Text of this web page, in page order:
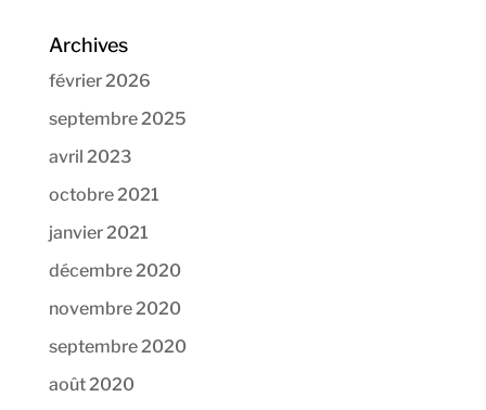
Archives
février 2026
septembre 2025
avril 2023
octobre 2021
janvier 2021
décembre 2020
novembre 2020
septembre 2020
août 2020